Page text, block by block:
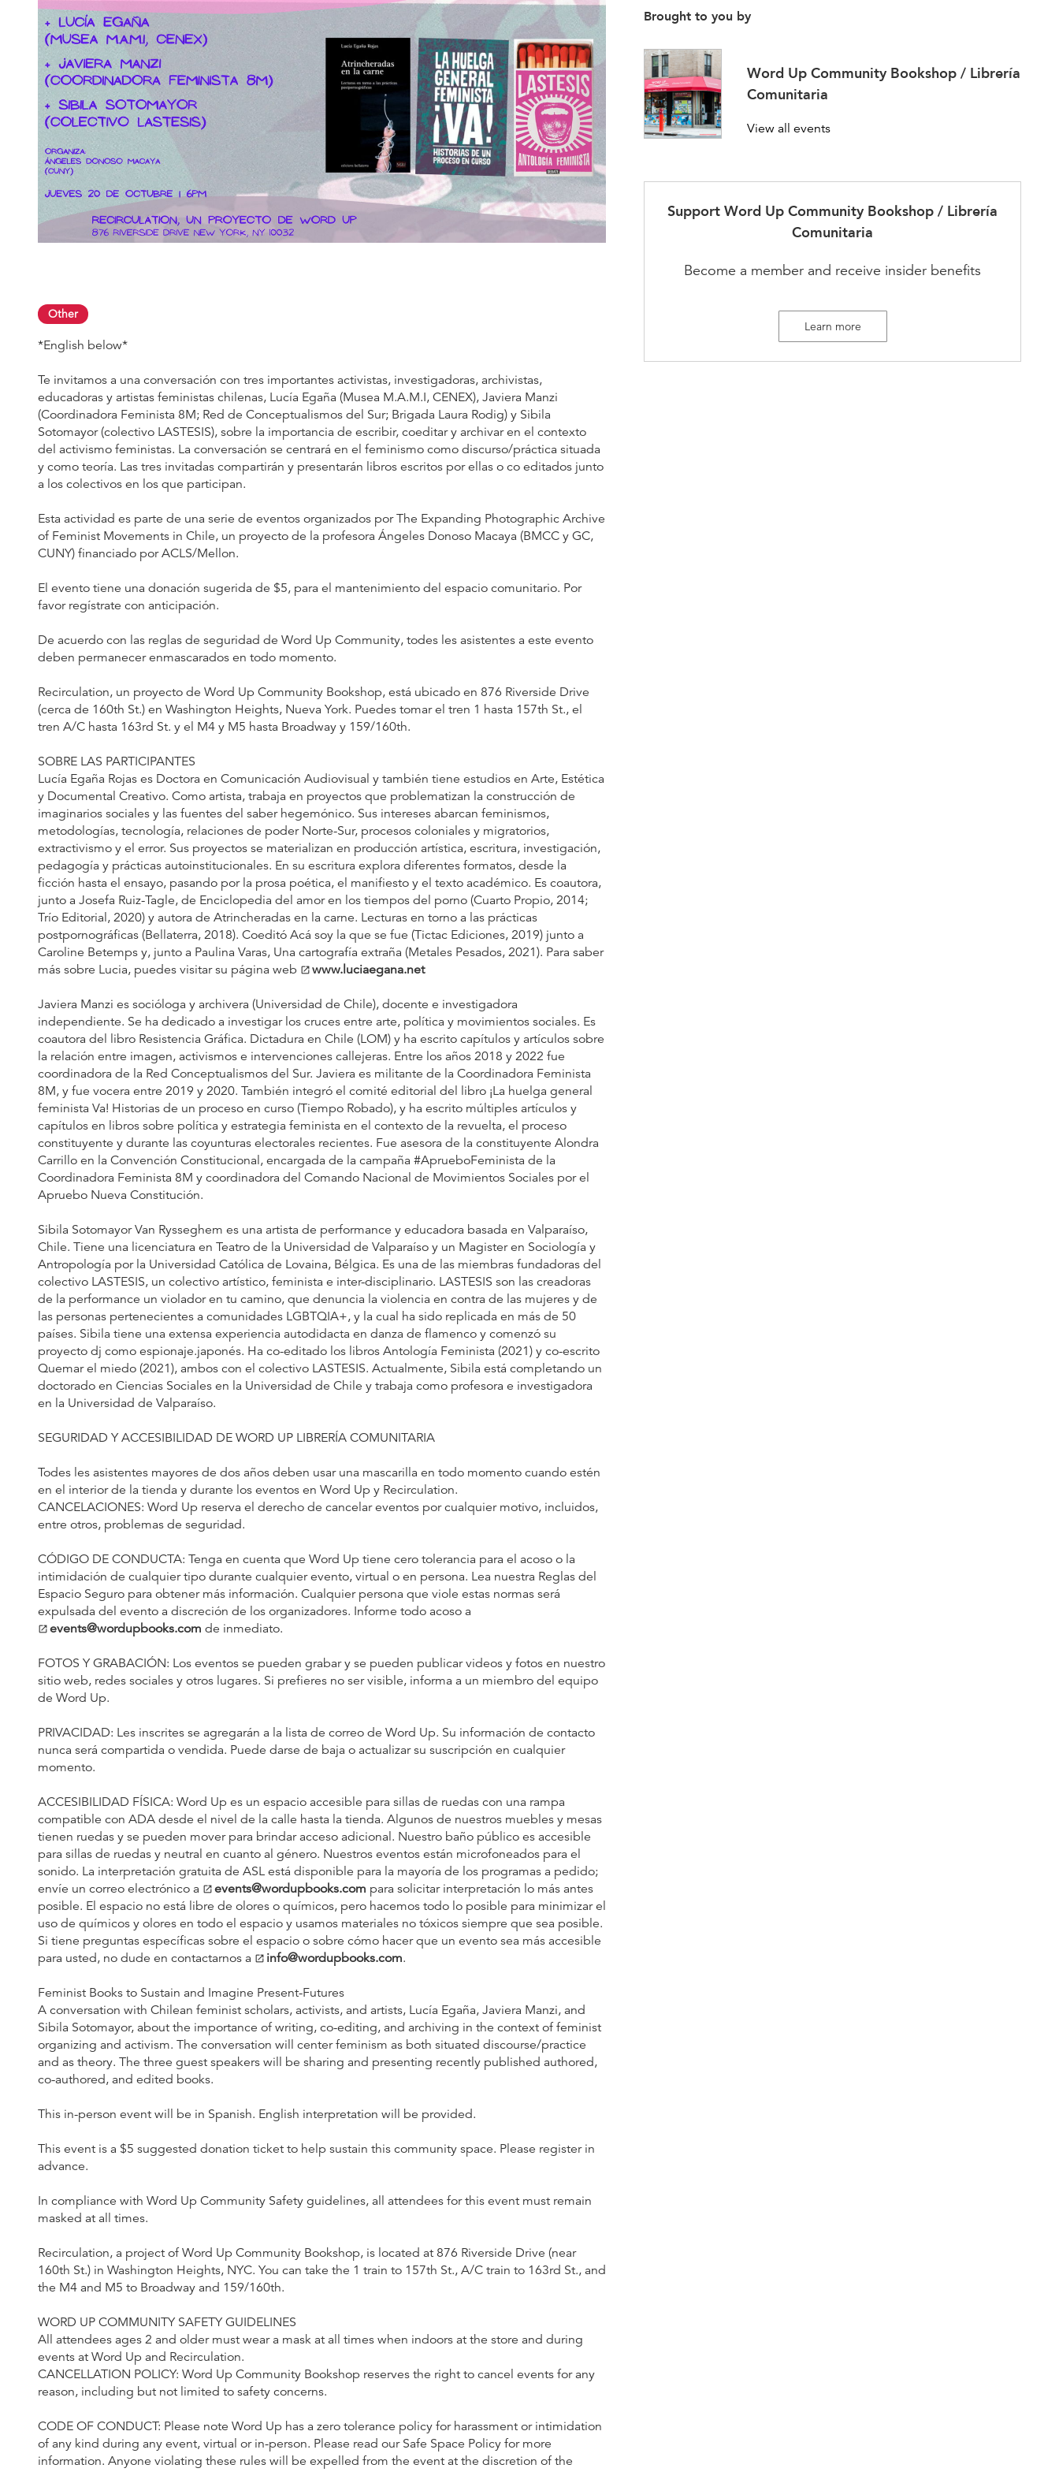
Other
*English below*
Te invitamos a una conversación con tres importantes activistas, investigadoras, archivistas,
educadoras y artistas feministas chilenas, Lucía Egaña (Musea M.A.M.I, CENEX), Javiera Manzi
(Coordinadora Feminista 8M; Red de Conceptualismos del Sur; Brigada Laura Rodig) y Sibila
Sotomayor (colectivo LASTESIS), sobre la importancia de escribir, coeditar y archivar en el contexto
del activismo feministas. La conversación se centrará en el feminismo como discurso/práctica situada
y como teoría. Las tres invitadas compartirán y presentarán libros escritos por ellas o co editados junto
a los colectivos en los que participan.
Esta actividad es parte de una serie de eventos organizados por The Expanding Photographic Archive
of Feminist Movements in Chile, un proyecto de la profesora Ángeles Donoso Macaya (BMCC y GC,
CUNY) financiado por ACLS/Mellon.
El evento tiene una donación sugerida de $5, para el mantenimiento del espacio comunitario. Por
favor regístrate con anticipación.
De acuerdo con las reglas de seguridad de Word Up Community, todes les asistentes a este evento
deben permanecer enmascarados en todo momento.
Recirculation, un proyecto de Word Up Community Bookshop, está ubicado en 876 Riverside Drive
(cerca de 160th St.) en Washington Heights, Nueva York. Puedes tomar el tren 1 hasta 157th St., el
tren A/C hasta 163rd St. y el M4 y M5 hasta Broadway y 159/160th.
SOBRE LAS PARTICIPANTES
Lucía Egaña Rojas es Doctora en Comunicación Audiovisual y también tiene estudios en Arte, Estética
y Documental Creativo. Como artista, trabaja en proyectos que problematizan la construcción de
imaginarios sociales y las fuentes del saber hegemónico. Sus intereses abarcan feminismos,
metodologías, tecnología, relaciones de poder Norte-Sur, procesos coloniales y migratorios,
extractivismo y el error. Sus proyectos se materializan en producción artística, escritura, investigación,
pedagogía y prácticas autoinstitucionales. En su escritura explora diferentes formatos, desde la
ficción hasta el ensayo, pasando por la prosa poética, el manifiesto y el texto académico. Es coautora,
junto a Josefa Ruiz-Tagle, de Enciclopedia del amor en los tiempos del porno (Cuarto Propio, 2014;
Trío Editorial, 2020) y autora de Atrincheradas en la carne. Lecturas en torno a las prácticas
postpornográficas (Bellaterra, 2018). Coeditó Acá soy la que se fue (Tictac Ediciones, 2019) junto a
Caroline Betemps y, junto a Paulina Varas, Una cartografía extraña (Metales Pesados, 2021). Para saber
más sobre Lucia, puedes visitar su página web open_in_new www.luciaegana.net
Javiera Manzi es socióloga y archivera (Universidad de Chile), docente e investigadora
independiente. Se ha dedicado a investigar los cruces entre arte, política y movimientos sociales. Es
coautora del libro Resistencia Gráfica. Dictadura en Chile (LOM) y ha escrito capítulos y artículos sobre
la relación entre imagen, activismos e intervenciones callejeras. Entre los años 2018 y 2022 fue
coordinadora de la Red Conceptualismos del Sur. Javiera es militante de la Coordinadora Feminista
8M, y fue vocera entre 2019 y 2020. También integró el comité editorial del libro ¡La huelga general
feminista Va! Historias de un proceso en curso (Tiempo Robado), y ha escrito múltiples artículos y
capítulos en libros sobre política y estrategia feminista en el contexto de la revuelta, el proceso
constituyente y durante las coyunturas electorales recientes. Fue asesora de la constituyente Alondra
Carrillo en la Convención Constitucional, encargada de la campaña #AprueboFeminista de la
Coordinadora Feminista 8M y coordinadora del Comando Nacional de Movimientos Sociales por el
Apruebo Nueva Constitución.
Sibila Sotomayor Van Rysseghem es una artista de performance y educadora basada en Valparaíso,
Chile. Tiene una licenciatura en Teatro de la Universidad de Valparaíso y un Magister en Sociología y
Antropología por la Universidad Católica de Lovaina, Bélgica. Es una de las miembras fundadoras del
colectivo LASTESIS, un colectivo artístico, feminista e inter-disciplinario. LASTESIS son las creadoras
de la performance un violador en tu camino, que denuncia la violencia en contra de las mujeres y de
las personas pertenecientes a comunidades LGBTQIA+, y la cual ha sido replicada en más de 50
países. Sibila tiene una extensa experiencia autodidacta en danza de flamenco y comenzó su
proyecto dj como espionaje.japonés. Ha co-editado los libros Antología Feminista (2021) y co-escrito
Quemar el miedo (2021), ambos con el colectivo LASTESIS. Actualmente, Sibila está completando un
doctorado en Ciencias Sociales en la Universidad de Chile y trabaja como profesora e investigadora
en la Universidad de Valparaíso.
SEGURIDAD Y ACCESIBILIDAD DE WORD UP LIBRERÍA COMUNITARIA
Todes les asistentes mayores de dos años deben usar una mascarilla en todo momento cuando estén
en el interior de la tienda y durante los eventos en Word Up y Recirculation.
CANCELACIONES: Word Up reserva el derecho de cancelar eventos por cualquier motivo, incluidos,
entre otros, problemas de seguridad.
CÓDIGO DE CONDUCTA: Tenga en cuenta que Word Up tiene cero tolerancia para el acoso o la
intimidación de cualquier tipo durante cualquier evento, virtual o en persona. Lea nuestra Reglas del
Espacio Seguro para obtener más información. Cualquier persona que viole estas normas será
expulsada del evento a discreción de los organizadores. Informe todo acoso a
open_in_new events@wordupbooks.com de inmediato.
FOTOS Y GRABACIÓN: Los eventos se pueden grabar y se pueden publicar videos y fotos en nuestro
sitio web, redes sociales y otros lugares. Si prefieres no ser visible, informa a un miembro del equipo
de Word Up.
PRIVACIDAD: Les inscrites se agregarán a la lista de correo de Word Up. Su información de contacto
nunca será compartida o vendida. Puede darse de baja o actualizar su suscripción en cualquier
momento.
ACCESIBILIDAD FÍSICA: Word Up es un espacio accesible para sillas de ruedas con una rampa
compatible con ADA desde el nivel de la calle hasta la tienda. Algunos de nuestros muebles y mesas
tienen ruedas y se pueden mover para brindar acceso adicional. Nuestro baño público es accesible
para sillas de ruedas y neutral en cuanto al género. Nuestros eventos están microfoneados para el
sonido. La interpretación gratuita de ASL está disponible para la mayoría de los programas a pedido;
envíe un correo electrónico a open_in_new events@wordupbooks.com para solicitar interpretación lo más antes
posible. El espacio no está libre de olores o químicos, pero hacemos todo lo posible para minimizar el
uso de químicos y olores en todo el espacio y usamos materiales no tóxicos siempre que sea posible.
Si tiene preguntas específicas sobre el espacio o sobre cómo hacer que un evento sea más accesible
para usted, no dude en contactarnos a open_in_new info@wordupbooks.com.
Feminist Books to Sustain and Imagine Present-Futures
A conversation with Chilean feminist scholars, activists, and artists, Lucía Egaña, Javiera Manzi, and
Sibila Sotomayor, about the importance of writing, co-editing, and archiving in the context of feminist
organizing and activism. The conversation will center feminism as both situated discourse/practice
and as theory. The three guest speakers will be sharing and presenting recently published authored,
co-authored, and edited books.
This in-person event will be in Spanish. English interpretation will be provided.
This event is a $5 suggested donation ticket to help sustain this community space. Please register in
advance.
In compliance with Word Up Community Safety guidelines, all attendees for this event must remain
masked at all times.
Recirculation, a project of Word Up Community Bookshop, is located at 876 Riverside Drive (near
160th St.) in Washington Heights, NYC. You can take the 1 train to 157th St., A/C train to 163rd St., and
the M4 and M5 to Broadway and 159/160th.
WORD UP COMMUNITY SAFETY GUIDELINES
All attendees ages 2 and older must wear a mask at all times when indoors at the store and during
events at Word Up and Recirculation.
CANCELLATION POLICY: Word Up Community Bookshop reserves the right to cancel events for any
reason, including but not limited to safety concerns.
CODE OF CONDUCT: Please note Word Up has a zero tolerance policy for harassment or intimidation
of any kind during any event, virtual or in-person. Please read our Safe Space Policy for more
information. Anyone violating these rules will be expelled from the event at the discretion of the
Brought to you by
Word Up Community Bookshop / Librería
Comunitaria
View all events
SupportWord Up Community Bookshop / Librería
Comunitaria
Become a member and receive insider benefits
Learn more